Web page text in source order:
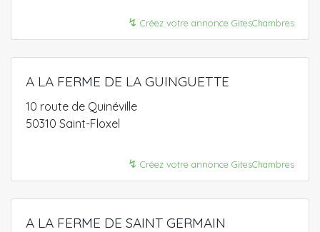
↯ Créez votre annonce GitesChambres
A LA FERME DE LA GUINGUETTE
10 route de Quinéville
50310 Saint-Floxel
↯ Créez votre annonce GitesChambres
A LA FERME DE SAINT GERMAIN